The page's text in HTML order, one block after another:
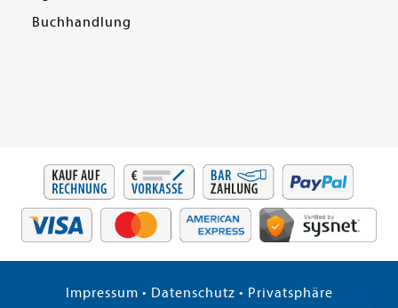
Buchhandlung
Impressum • Datenschutz • Privatsphäre